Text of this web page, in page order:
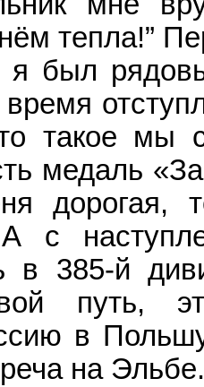
тепла!”
я был
время
такое мы
медаль
дорогая,
с
в 385-й
путь,
в
на Эльбе.